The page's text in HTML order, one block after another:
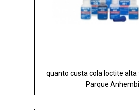
quanto custa cola loctite
Parque Anhembi